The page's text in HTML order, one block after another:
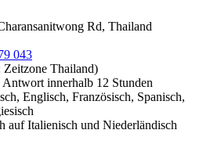
Rd, Thailand
043
Thailand)
Antwort innerhalb 12 Stunden
Englisch, Französisch, Spanisch,
auf Italienisch und Niederländisch